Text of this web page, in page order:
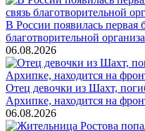
В России появилась первая
благотворительной
06.08.2026
Отец девочки из Шахт,
Архипке, находится на
06.08.2026